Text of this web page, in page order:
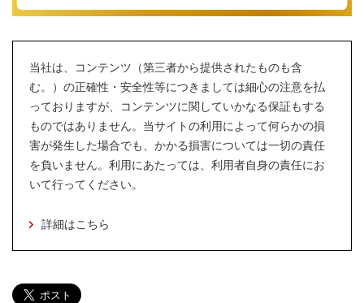
当社は、コンテンツ（第三者から提供されたものも含
む。）の正確性・安全性等につきましては細心の注意を払
っておりますが、コンテンツに関していかなる保証もする
ものではありません。当サイトの利用によって何らかの損
害が発生した場合でも、かかる損害については一切の責任
を負いません。利用にあたっては、利用者自身の責任にお
いて行ってください。
詳細はこちら